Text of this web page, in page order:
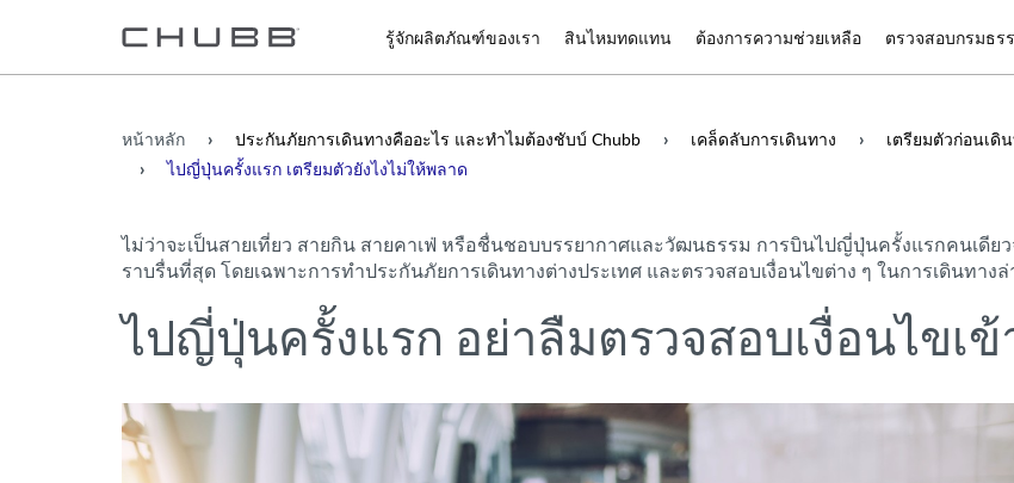
รู้จักผลิตภัณฑ์ของเรา สินไหมทดแทน ต้องการความช่วยเหลือ ตรวจสอบกรมธร
หน้าหลัก ประกันภัยการเดินทางคืออะไร และทำไมต้องชับบ์ Chubb เคล็ดลับการเดินทาง
เตรียมตัวก่อนเดิ
ไปญี่ปุ่นครั้งแรก เตรียมตัวยังไงไม่ให้พลาด
ไม่ว่าจะเป็นสายเที่ยว สายกิน สายคาเฟ่ หรือชื่นชอบบรรยากาศและวัฒนธรรม การบินไปญี่ปุ่นครั้งแรกคนเดีย
ราบรื่นที่สุด โดยเฉพาะการทำประกันภัยการเดินทางต่างประเทศ และตรวจสอบเงื่อนไขต่าง ๆ ในการเดินทาง
ไปญี่ปุ่นครั้งแรก อย่าลืมตรวจสอบเงื่อนไขเข้